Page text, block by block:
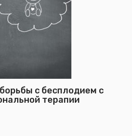
с бесплодием с
терапии